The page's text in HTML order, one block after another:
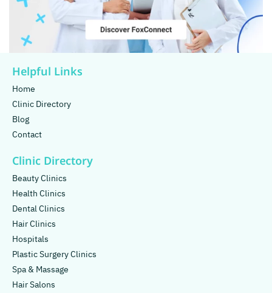
Helpful Links
Home
Clinic Directory
Blog
Contact
Clinic Directory
Beauty Clinics
Health Clinics
Dental Clinics
Hair Clinics
Hospitals
Plastic Surgery Clinics
Spa & Massage
Hair Salons